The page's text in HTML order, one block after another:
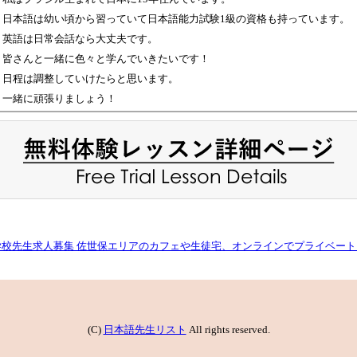
日本語は幼い頃から習っていて日本語能力試験1級の資格も持っています。
英語は日常会話なら大丈夫です。
皆さんと一緒に色々と学んでいきたいです！
日程は調整していけたらと思います。
一緒に頑張りましょう！
先生求人募集 佐世保エリアのカフェや生徒宅、オンラインでプライベー
(C) 日本語先生リスト All rights reserved.